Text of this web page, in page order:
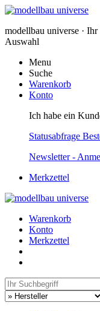
modellbau universe ·
Auswahl
Menu
Suche
Warenkorb
Konto
Ich habe ein
Statusabfrage
Newsletter -
Merkzettel
Warenkorb
Konto
Merkzettel